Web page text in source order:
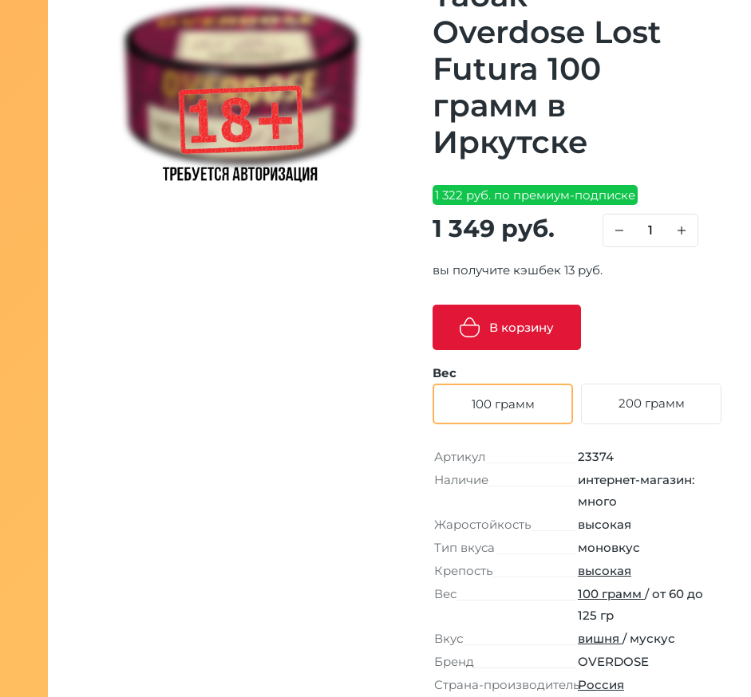
Overdose Lost
Futura 100
грамм в
Иркутске
1 322 руб. по премиум-подписке
1 349 руб.
вы получите кэшбек 13 руб.
В корзину
Вес
100 грамм 200 грамм
Артикул
23374
Наличие
интернет-магазин:
много
Жаростойкость
высокая
Тип вкуса
моновкус
Крепость
высокая
Вес
100 грамм / от 60 до
125 гр
Вкус
вишня / мускус
Бренд
OVERDOSE
Страна-производительРоссия